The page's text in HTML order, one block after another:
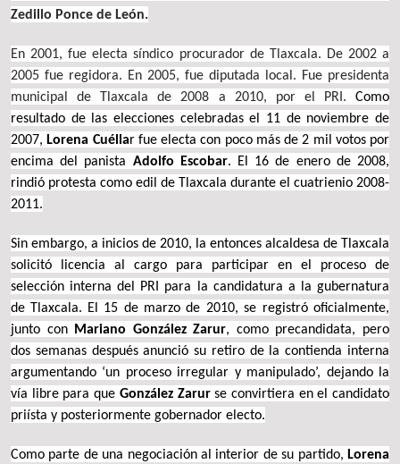
Zedillo Ponce de León.
En 2001, fue electa síndico procurador de Tlaxcala. De 2002 a
2005 fue regidora. En 2005, fue diputada local. Fue presidenta
municipal de Tlaxcala de 2008 a 2010, por el PRI. Como
resultado de las elecciones celebradas el 11 de noviembre de
2007, Lorena Cuéllar fue electa con poco más de 2 mil votos por
encima del panista Adolfo Escobar. El 16 de enero de 2008,
rindió protesta como edil de Tlaxcala durante el cuatrienio 2008-
2011.
Sin embargo, a inicios de 2010, la entonces alcaldesa de Tlaxcala
solicitó licencia al cargo para participar en el proceso de
selección interna del PRI para la candidatura a la gubernatura
de Tlaxcala. El 15 de marzo de 2010, se registró oficialmente,
junto con Mariano González Zarur, como precandidata, pero
dos semanas después anunció su retiro de la contienda interna
argumentando ‘un proceso irregular y manipulado’, dejando la
vía libre para que González Zarurse convirtiera en el candidato
priísta y posteriormente gobernador electo.
Como parte de una negociación al interior de su partido, Lorena